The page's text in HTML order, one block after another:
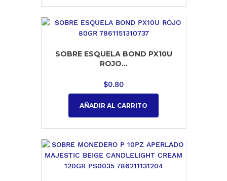
SOBRE ESQUELA BOND PX10U
ROJO...
$0.80
AÑADIR AL CARRITO